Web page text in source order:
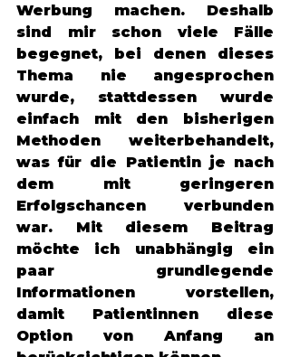
Werbung machen. Deshalb
sind mir schon viele Fälle
begegnet, bei denen dieses
Thema nie angesprochen
wurde, stattdessen wurde
einfach mit den bisherigen
Methoden weiterbehandelt,
was für die Patientin je nach
dem mit geringeren
Erfolgschancen verbunden
war. Mit diesem Beitrag
möchte ich unabhängig ein
paar grundlegende
Informationen vorstellen,
damit Patientinnen diese
Option von Anfang an